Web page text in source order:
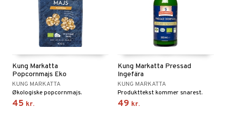
Kung Markatta
Popcornmajs Eko
KUNG MARKATTA
Økologiske popcornmajs.
45 kr.
Kung Markatta Pressad
Ingefära
KUNG MARKATTA
Produkttekst kommer snarest.
49 kr.